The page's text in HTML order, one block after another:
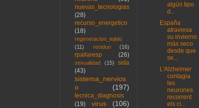
nuevas_tecnologias
(28)
recurso_energetico
(18)
regeneracion_tejido
(11)
residuo (16)
rpallaresp (26)
sexualidad (15)
sida
(43)
sistema_nervios
o
(197)
tecnica_diagnosis
(19)
virus (106)
algún tipo
d...
España
atraviesa
su invierno
más seco
desde que
se...
L'Alzheimer
contagia
les
neurones
recorrent
els ci...